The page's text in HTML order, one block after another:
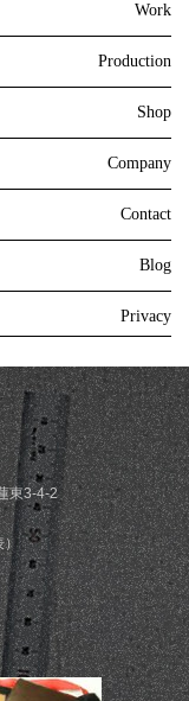
Work
Production
Shop
Company
Contact
Blog
Privacy
東3-4-2
）